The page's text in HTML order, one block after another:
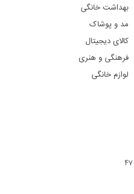
بهداشت خانگی
مد و پوشاک
کالای دیجیتال
فرهنگی و هنری
لوازم خانگی